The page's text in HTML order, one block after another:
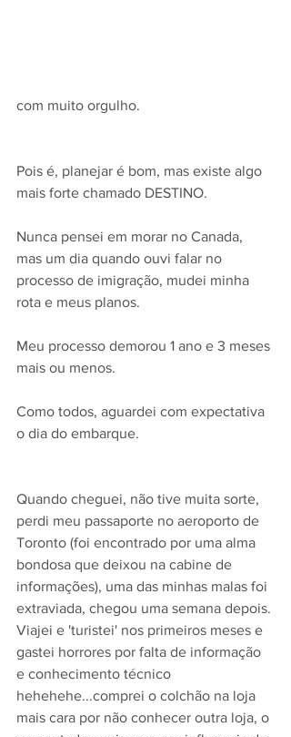
com muito orgulho.
Pois é, planejar é bom, mas existe algo
mais forte chamado DESTINO.
Nunca pensei em morar no Canada,
mas um dia quando ouvi falar no
processo de imigração, mudei minha
rota e meus planos.
Meu processo demorou 1 ano e 3 meses
mais ou menos.
Como todos, aguardei com expectativa
o dia do embarque.
Quando cheguei, não tive muita sorte,
perdi meu passaporte no aeroporto de
Toronto (foi encontrado por uma alma
bondosa que deixou na cabine de
informações), uma das minhas malas foi
extraviada, chegou uma semana depois.
Viajei e 'turistei' nos primeiros meses e
gastei horrores por falta de informação
e conhecimento técnico
hehehehe...comprei o colchão na loja
mais cara por não conhecer outra loja, o